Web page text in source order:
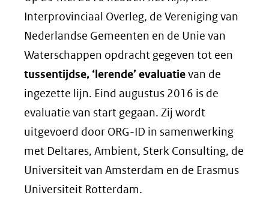
Interprovinciaal Overleg, de Vereniging van
Nederlandse Gemeenten en de Unie van
Waterschappen opdracht gegeven tot een
tussentijdse, ‘lerende’ evaluatievan de
ingezette lijn. Eind augustus 2016 is de
evaluatie van start gegaan. Zij wordt
uitgevoerd door ORG-ID in samenwerking
met Deltares, Ambient, Sterk Consulting, de
Universiteit van Amsterdam en de Erasmus
Universiteit Rotterdam.